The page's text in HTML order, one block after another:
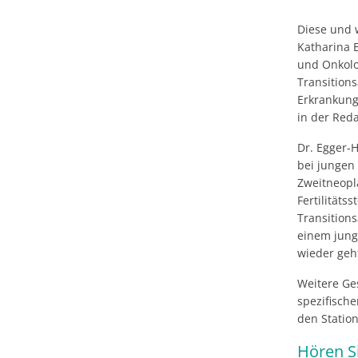
Diese und
Katharina
und
in der
Dr. Egger-
bei jungen
einem
wieder
Weitere
den
Hören